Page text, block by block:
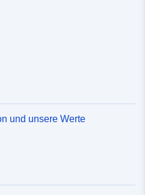
und unsere Werte